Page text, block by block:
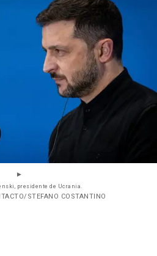
presidente de Ucrania.
STEFANO COSTANTINO